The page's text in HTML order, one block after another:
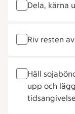
Dela, kärna
Riv resten
Häll
upp och